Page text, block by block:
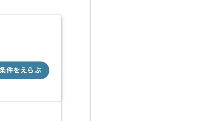
件をえらぶ